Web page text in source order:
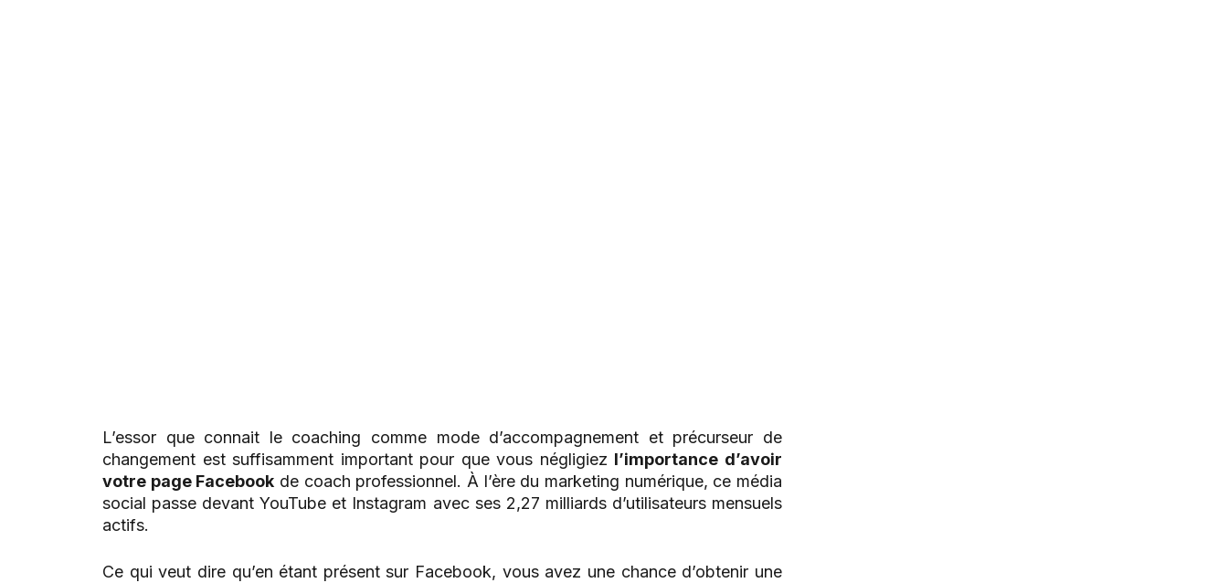
L’essor que connait le coaching comme mode d’accompagnement et précurseur de
changement est suffisamment important pour que vous négligiez l’importance d’avoir
votre page Facebook de coach professionnel. À l’ère du marketing numérique, ce média
social passe devant YouTube et Instagram avec ses 2,27 milliards d’utilisateurs mensuels
actifs.
Ce qui veut dire qu’en étant présent sur Facebook, vous avez une chance d’obtenir une